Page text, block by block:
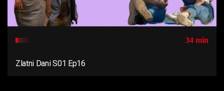
34 min
Zlatni Dani S01 Ep16